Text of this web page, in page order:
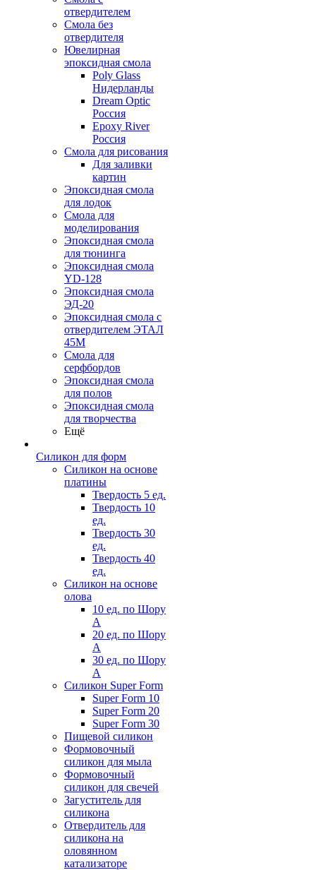
отвердителем
Смола без
отвердителя
Ювелирная
эпоксидная смола
Poly Glass
Нидерланды
Dream Optic
Россия
Epoxy River
Россия
Смола для рисования
Для заливки
картин
Эпоксидная смола
для лодок
Смола для
моделирования
Эпоксидная смола
для тюнинга
Эпоксидная смола
YD-128
Эпоксидная смола
ЭД-20
Эпоксидная смола с
отвердителем ЭТАЛ
45М
Смола для
серфбордов
Эпоксидная смола
для полов
Эпоксидная смола
для творчества
Ещё
Силикон для форм
Силикон на основе
платины
Твердость 5 ед.
Твердость 10
ед.
Твердость 30
ед.
Твердость 40
ед.
Силикон на основе
олова
10 ед. по Шору
А
20 ед. по Шору
А
30 ед. по Шору
А
Силикон Super Form
Super Form 10
Super Form 20
Super Form 30
Пищевой силикон
Формовочный
силикон для мыла
Формовочный
силикон для свечей
Загуститель для
силикона
Отвердитель для
силикона на
оловянном
катализаторе